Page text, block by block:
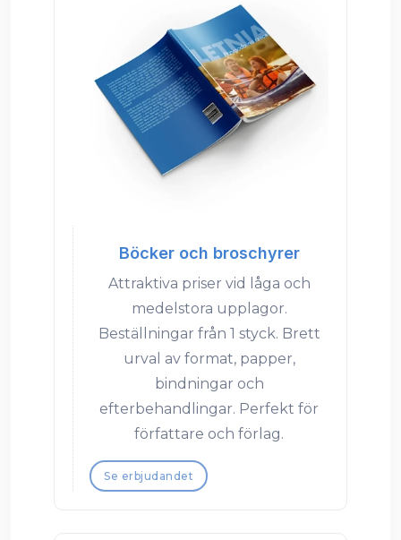
Böcker och broschyrer
Attraktiva priser vid låga och
medelstora upplagor.
Beställningar från 1 styck. Brett
urval av format, papper,
bindningar och
efterbehandlingar. Perfekt för
författare och förlag.
Se erbjudandet